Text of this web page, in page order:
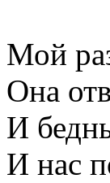
Мой
Она
И
И нас